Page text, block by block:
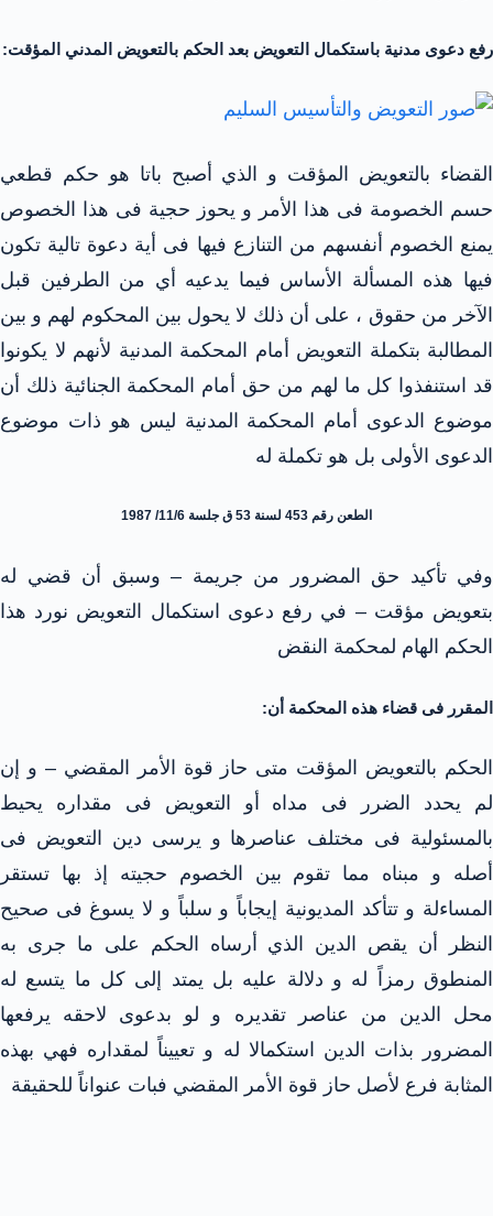
رفع دعوى مدنية باستكمال التعويض بعد الحكم بالتعويض المدني المؤقت:
القضاء بالتعويض المؤقت و الذي أصبح باتا هو حكم قطعي
حسم الخصومة فى هذا الأمر و يحوز حجية فى هذا الخصوص
يمنع الخصوم أنفسهم من التنازع فيها فى أية دعوة تالية تكون
فيها هذه المسألة الأساس فيما يدعيه أي من الطرفين قبل
الآخر من حقوق ، على أن ذلك لا يحول بين المحكوم لهم و بين
المطالبة بتكملة التعويض أمام المحكمة المدنية لأنهم لا يكونوا
قد استنفذوا كل ما لهم من حق أمام المحكمة الجنائية ذلك أن
موضوع الدعوى أمام المحكمة المدنية ليس هو ذات موضوع
الدعوى الأولى بل هو تكملة له
الطعن رقم 453 لسنة 53 ق جلسة 11/6/ 1987
وفي تأكيد حق المضرور من جريمة – وسبق أن قضي له
بتعويض مؤقت – في رفع دعوى استكمال التعويض نورد هذا
الحكم الهام لمحكمة النقض
المقرر فى قضاء هذه المحكمة أن:
الحكم بالتعويض المؤقت متى حاز قوة الأمر المقضي – و إن
لم يحدد الضرر فى مداه أو التعويض فى مقداره يحيط
بالمسئولية فى مختلف عناصرها و يرسى دين التعويض فى
أصله و مبناه مما تقوم بين الخصوم حجيته إذ بها تستقر
المساءلة و تتأكد المديونية إيجاباً و سلباً و لا يسوغ فى صحيح
النظر أن يقص الدين الذي أرساه الحكم على ما جرى به
المنطوق رمزاً له و دلالة عليه بل يمتد إلى كل ما يتسع له
محل الدين من عناصر تقديره و لو بدعوى لاحقه يرفعها
المضرور بذات الدين استكمالا له و تعييناً لمقداره فهي بهذه
المثابة فرع لأصل حاز قوة الأمر المقضي فبات عنواناً للحقيقة